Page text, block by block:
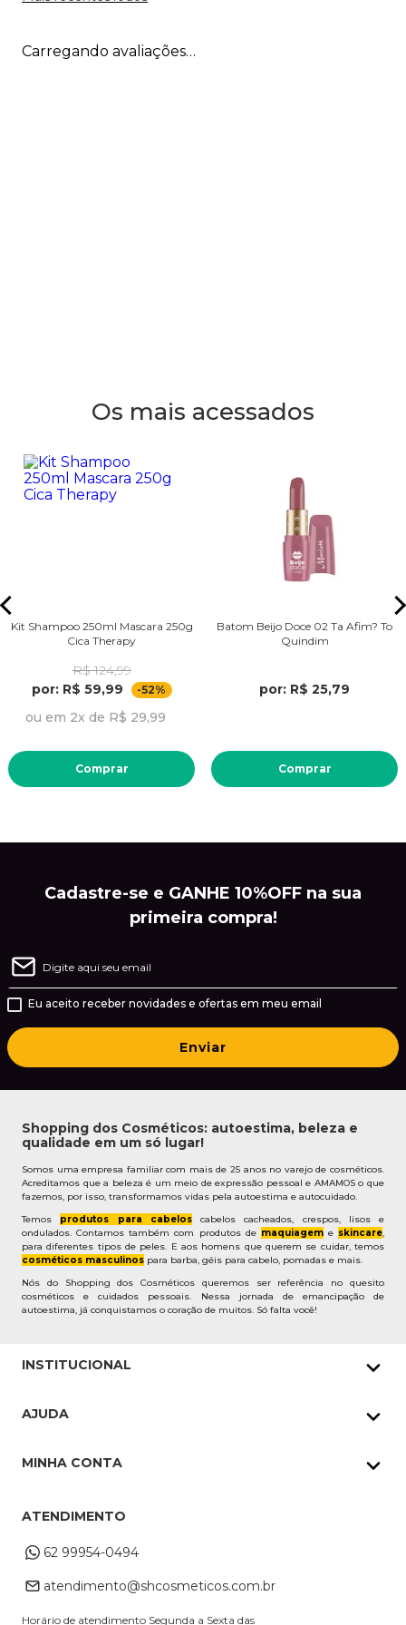
Carregando avaliações…
Os mais acessados
Kit Shampoo 250ml Mascara 250g
Cica Therapy
R$ 124,99
por: R$ 59,99
-52%
ou em 2x de R$ 29,99
Comprar
Batom Beijo Doce 02 Ta Afim? To
Quindim
por: R$ 25,79
Comprar
Cadastre-se e GANHE 10%OFF na sua
primeira compra!
Eu aceito receber novidades e ofertas em meu email
Enviar
Shopping dos Cosméticos: autoestima, beleza e
qualidade em um só lugar!
Somos uma empresa familiar com mais de 25 anos no varejo de cosméticos.
Acreditamos que a beleza é um meio de expressão pessoal e AMAMOS o que
fazemos, por isso, transformamos vidas pela autoestima e autocuidado.
Temos produtos para cabeloscabelos cacheados, crespos, lisos e
ondulados. Contamos também com produtos de maquiageme skincare,
para diferentes tipos de peles. E aos homens que querem se cuidar, temos
cosméticos masculinos para barba, géis para cabelo, pomadas e mais.
Nós do Shopping dos Cosméticos queremos ser referência no quesito
cosméticos e cuidados pessoais. Nessa jornada de emancipação de
autoestima, já conquistamos o coração de muitos. Só falta você!
INSTITUCIONAL
Pedidos Whatsapp
Cupons
AJUDA
Troca e Devoluções
Dúvidas Frequentes
MINHA CONTA
Alterar Cadastro
ATENDIMENTO
62 99954-0494
atendimento@shcosmeticos.com.br
Horário de atendimento Segunda a Sexta das